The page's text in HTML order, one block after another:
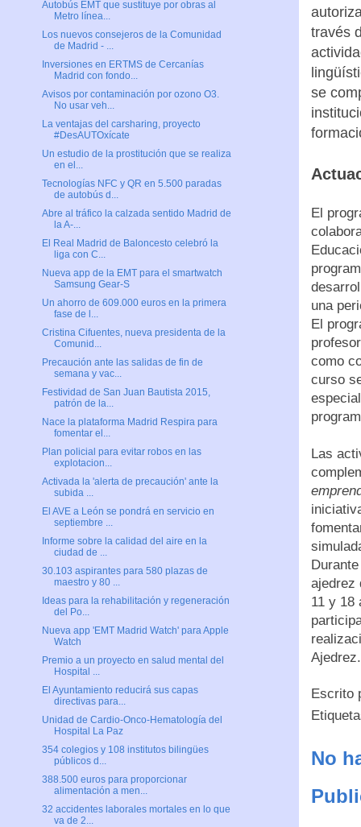
través
se
El
una
El
como
curso
Las
ajedrez
11 y 18
Ajedrez.
Escrito
No
Autobús EMT que sustituye por obras al
Metro línea...
Los nuevos consejeros de la Comunidad
de Madrid - ...
Inversiones en ERTMS de Cercanías
Madrid con fondo...
Avisos por contaminación por ozono O3.
No usar veh...
La ventajas del carsharing, proyecto
#DesAUTOxícate
Un estudio de la prostitución que se realiza
en el...
Tecnologías NFC y QR en 5.500 paradas
de autobús d...
Abre al tráfico la calzada sentido Madrid de
la A-...
El Real Madrid de Baloncesto celebró la
liga con C...
Nueva app de la EMT para el smartwatch
Samsung Gear-S
Un ahorro de 609.000 euros en la primera
fase de l...
Cristina Cifuentes, nueva presidenta de la
Comunid...
Precaución ante las salidas de fin de
semana y vac...
Festividad de San Juan Bautista 2015,
patrón de la...
Nace la plataforma Madrid Respira para
fomentar el...
Plan policial para evitar robos en las
explotacion...
Activada la 'alerta de precaución' ante la
subida ...
El AVE a León se pondrá en servicio en
septiembre ...
Informe sobre la calidad del aire en la
ciudad de ...
30.103 aspirantes para 580 plazas de
maestro y 80 ...
Ideas para la rehabilitación y regeneración
del Po...
Nueva app 'EMT Madrid Watch' para Apple
Watch
Premio a un proyecto en salud mental del
Hospital ...
El Ayuntamiento reducirá sus capas
directivas para...
Unidad de Cardio-Onco-Hematología del
Hospital La Paz
354 colegios y 108 institutos bilingües
públicos d...
388.500 euros para proporcionar
alimentación a men...
32 accidentes laborales mortales en lo que
va de 2...